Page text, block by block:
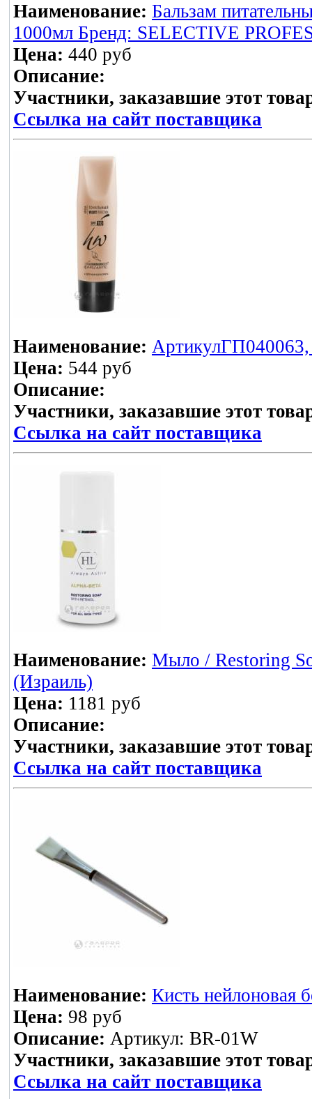
Наименование: Бальзам
1000мл Бренд: SELECTIVE
Цена: 440 руб
Описание:
Участники, заказавшие этот
Ссылка на сайт поставщика
Наименование:
Цена: 544 руб
Описание:
Участники, заказавшие этот
Ссылка на сайт поставщика
Наименование: Мыло / Restoring
(Израиль)
Цена: 1181 руб
Описание:
Участники, заказавшие этот
Ссылка на сайт поставщика
Наименование: Кисть нейлоновая
Цена: 98 руб
Описание: Артикул: BR-01W
Участники, заказавшие этот
Ссылка на сайт поставщика